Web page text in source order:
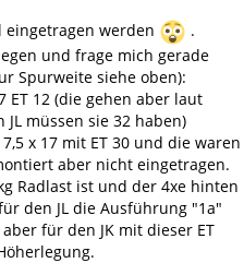
eingetragen werden
.
und frage mich gerade
Spurweite siehe oben):
ET 12 (die gehen aber laut
müssen sie 32 haben)
x 17 mit ET 30 und die waren
aber nicht eingetragen.
Radlast ist und der 4xe hinten
den JL die Ausführung "1a"
für den JK mit dieser ET